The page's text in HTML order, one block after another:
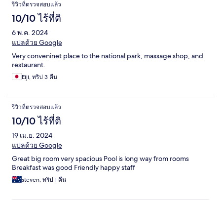
รีวิวที่ตรวจสอบแล้ว
10/10 ไร้ที่ติ
6 พ.ค. 2024
แปลด้วย Google
Very conveninet place to the national park, massage shop, and
restaurant.
Eiji, ทริป 3 คืน
รีวิวที่ตรวจสอบแล้ว
10/10 ไร้ที่ติ
19 เม.ย. 2024
แปลด้วย Google
Great big room very spacious Pool is long way from rooms
Breakfast was good Friendly happy staff
steven, ทริป 1 คืน